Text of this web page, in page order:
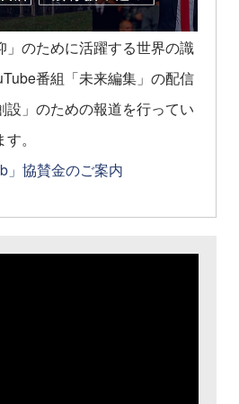
」のために活躍する世界の識
番組「未来編集」の配信
設」のための報道を行ってい
。
」協賛金のご案内